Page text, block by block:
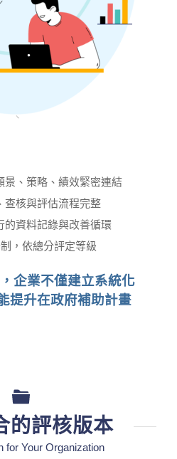
景、策略、績效緊密連結
查核與評估流程完整
的資料記錄與改善循環
，依總分評定等級
企業不僅建立系統化
提升在政府補助計畫
的評核版本
for Your Organization